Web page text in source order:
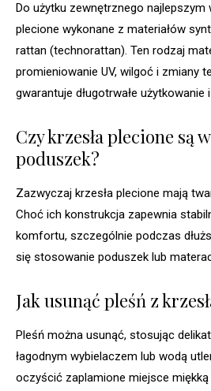
Do użytku zewnętrznego najlepszym
plecione wykonane z materiałów
rattan (technorattan). Ten rodzaj
promieniowanie UV, wilgoć i zmiany
gwarantuje długotrwałe użytkowanie
Czy krzesła plecione są
poduszek?
Zazwyczaj krzesła plecione mają
Choć ich konstrukcja zapewnia
komfortu, szczególnie podczas
się stosowanie poduszek lub
Jak usunąć pleśń z
Pleśń można usunąć, stosując
łagodnym wybielaczem lub wodą
oczyścić zaplamione miejsce